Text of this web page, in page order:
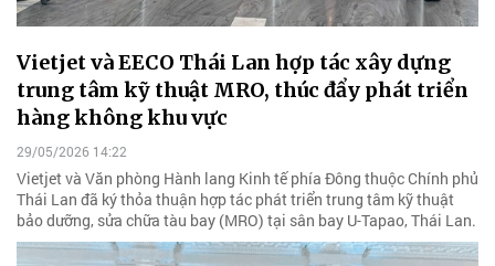
Vietjet và EECO Thái Lan hợp tác xây dựng
trung tâm kỹ thuật MRO, thúc đẩy phát triển
hàng không khu vực
29/05/2026 14:22
Vietjet và Văn phòng Hành lang Kinh tế phía Đông thuộc Chính phủ
Thái Lan đã ký thỏa thuận hợp tác phát triển trung tâm kỹ thuật
bảo dưỡng, sửa chữa tàu bay (MRO) tại sân bay U-Tapao, Thái Lan.